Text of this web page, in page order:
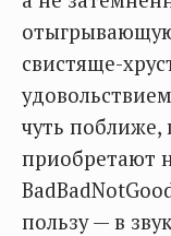
свистяще-
чуть поближе,
приобретают
пользу — в